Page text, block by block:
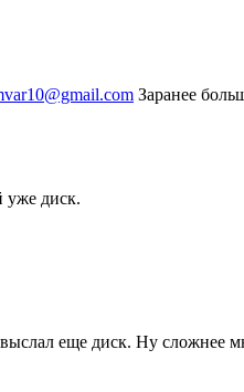
Заранее
уже диск.
еще диск. Ну сложнее